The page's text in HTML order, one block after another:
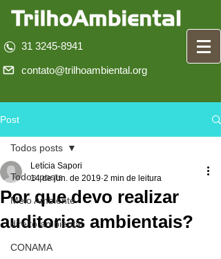
31 3245-8941
contato@trilhoambiental.org
Post
Todos posts
Meio Ambiente
direito ambiental
CONAMA
Todos posts
Por que devo realizar
auditorias ambientais?
Letícia Sapori
14 de jun. de 2019 2 min de leitura